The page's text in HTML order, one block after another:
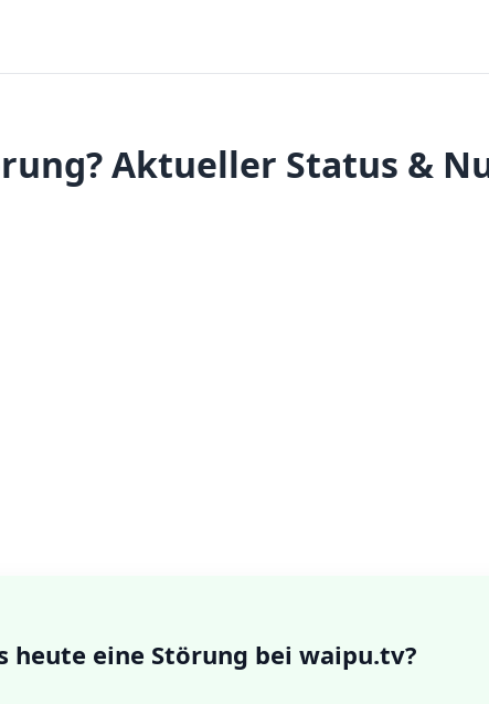
Aktueller Status &
heute eine Störung bei waipu.tv?